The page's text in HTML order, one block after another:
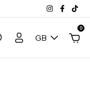
GB
0